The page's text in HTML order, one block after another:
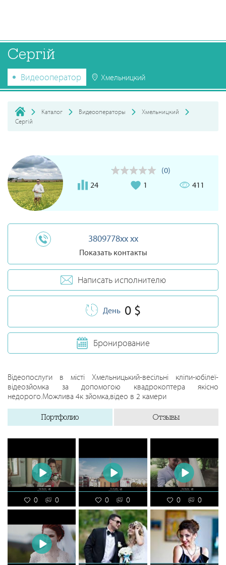
Сергій
Видеооператор Хмельницкий
Каталог Видеооператоры
Хмельницкий
Сергій
(0)
24
1 411
3809778xx xx
Показать контакты
Написать исполнителю
День 0 $
Бронирование
Відеопослуги в місті Хмельницький-весільні кліпи-юбілеї-
відеозйомка за допомогою квадрокоптера якісно
недорого.Можлива 4к зйомка,відео в 2 камери
Портфолио Отзывы
0 0 0 0 0 0